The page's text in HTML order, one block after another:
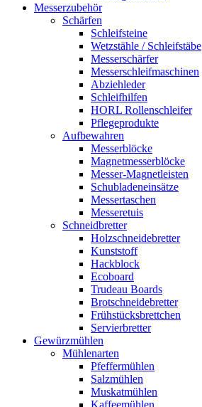
Messerzubehör
Schärfen
Schleifsteine
Wetzstähle / Schleifstäbe
Messerschärfer
Messerschleifmaschinen
Abziehleder
Schleifhilfen
HORL Rollenschleifer
Pflegeprodukte
Aufbewahren
Messerblöcke
Magnetmesserblöcke
Messer-Magnetleisten
Schubladeneinsätze
Messertaschen
Messeretuis
Schneidbretter
Holzschneidebretter
Kunststoff
Hackblock
Ecoboard
Trudeau Boards
Brotschneidebretter
Frühstücksbrettchen
Servierbretter
Gewürzmühlen
Mühlenarten
Pfeffermühlen
Salzmühlen
Muskatmühlen
Kaffeemühlen